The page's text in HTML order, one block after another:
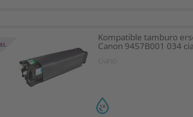
1X
Kompatible tamburo
Canon 9457B001 034
ciano